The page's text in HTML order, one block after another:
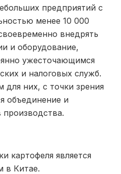
предприятий с
менее 10 000
внедрять
и оборудование,
ужесточающимся
и налоговых служб.
них, с точки зрения
объединение и
картофеля является
в Китае.